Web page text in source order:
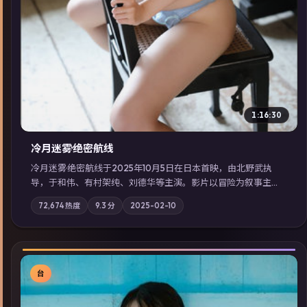
1:16:30
冷月迷雾·绝密航线
冷月迷雾·绝密航线于2025年10月5日在日本首映，由北野武执
导，于和伟、有村架纯、刘德华等主演。影片以冒险为叙事主
轴，记忆碎片重组后，主角发现自己从未活过“真实”的一天；摄
影与配乐强化地域气质；站内亦可通过「国产免费观看高清电视
剧在线看」延展检索同类型高分佳作，畅享高清在线追剧体验。
72,674热度 9.3 分 2025-02-10
台